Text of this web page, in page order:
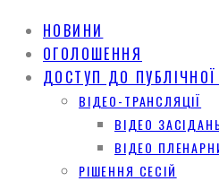
НОВИНИ
ОГОЛОШЕННЯ
ДОСТУП ДО
ВІДЕО-ТРАНСЛЯЦІЇ
ВІДЕО
ВІДЕО
РІШЕННЯ СЕСІЙ